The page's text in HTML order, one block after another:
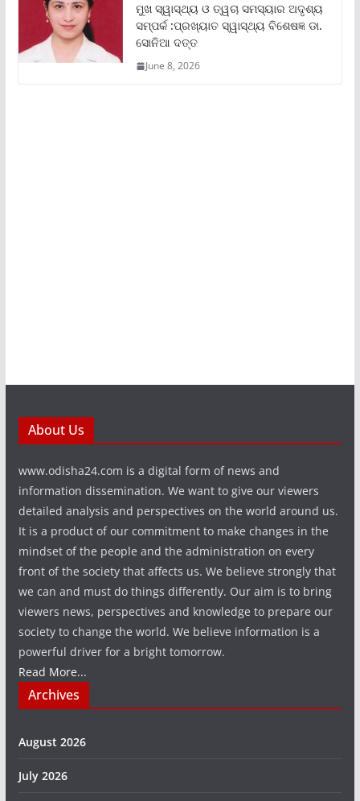
ମୁଖ ସ୍ୱାସ୍ଥ୍ୟ ଓ ତ୍ୱଚା ସମସ୍ୟାର ଅଦୃଶ୍ୟ
ସମ୍ପର୍କ :ପ୍ରଖ୍ୟାତ ସ୍ୱାସ୍ଥ୍ୟ ବିଶେଷଜ୍ଞ ଡା.
ସୋନିଆ ଦତ୍ତ
June 8, 2026
About Us
www.odisha24.com is a digital form of news and
information dissemination. We want to give our viewers
detailed analysis and perspectives on the world around us.
It is a product of our commitment to make changes in the
mindset of the people and the administration on every
front of the society that affects us. We believe strongly that
we can and must do things differently. Our aim is to bring
viewers news, perspectives and knowledge to prepare our
society to change the world. We believe information is a
powerful driver for a bright tomorrow.
Read More...
Archives
August 2026
July 2026